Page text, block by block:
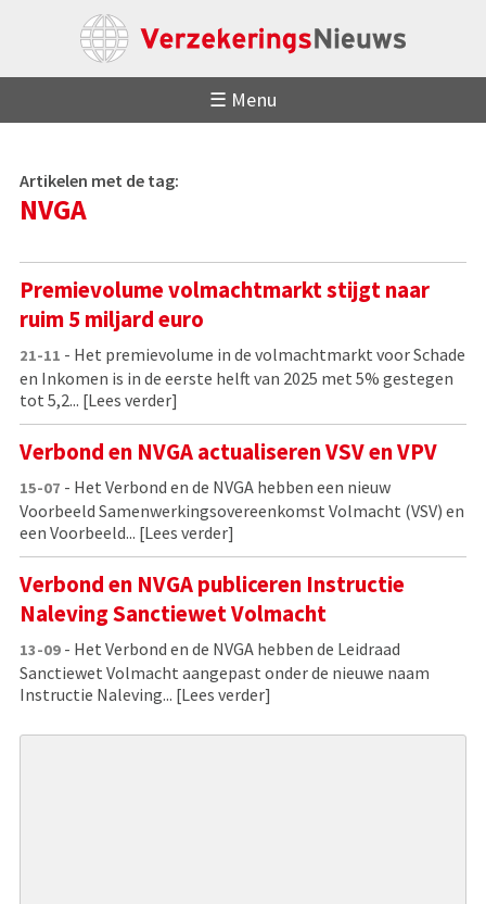
☰ Menu
Artikelen met de tag:
NVGA
Premievolume volmachtmarkt stijgt naar
ruim 5 miljard euro
21-11 - Het premievolume in de volmachtmarkt voor Schade
en Inkomen is in de eerste helft van 2025 met 5% gestegen
tot 5,2... [Lees verder]
Verbond en NVGA actualiseren VSV en VPV
15-07 - Het Verbond en de NVGA hebben een nieuw
Voorbeeld Samenwerkingsovereenkomst Volmacht (VSV) en
een Voorbeeld... [Lees verder]
Verbond en NVGA publiceren Instructie
Naleving Sanctiewet Volmacht
13-09- Het Verbond en de NVGA hebben de Leidraad
Sanctiewet Volmacht aangepast onder de nieuwe naam
Instructie Naleving... [Lees verder]